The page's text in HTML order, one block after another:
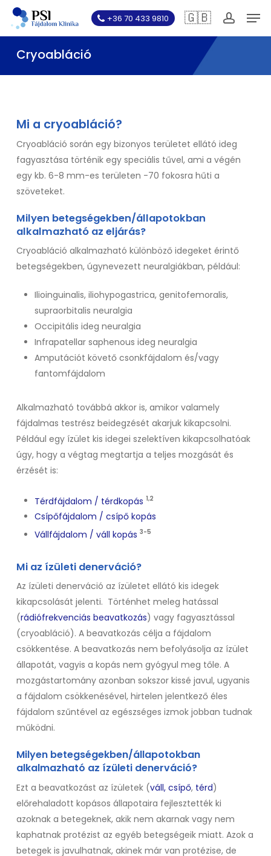
Skip
main
content
+36 70 433 9810 🇬🇧
Cryoabláció
Mi a cryoabláció?
Cryoabláció során egy bizonyos területet ellátó ideg
fagyasztása történik egy speciális tűvel, ami a végén
egy kb. 6-8 mm-es területen -70 fokosra hűti a
szöveteket.
Milyen betegségekben/állapotokban
alkalmazható az eljárás?
Cryoabláció alkalmazható különböző idegeket érintő
betegségekben, úgynevezett neuralgiákban, például:
Ilioinguinalis, iliohypogastrica, genitofemoralis,
supraorbitalis neuralgia
Occipitális ideg neuralgia
Infrapatellar saphenous ideg neuralgia
Amputációt követő csonkfájdalom és/vagy
fantomfájdalom
Alkalmazható továbbá akkor is, amikor valamely
fájdalmas testrész beidegzését akarjuk kikapcsolni.
Például egy ízület kis idegei szelektíven kikapcsolhatóak
úgy, hogy a végtag megtartja a teljes mozgását és
érzését is:
Térdfájdalom / térdkopás 1,2
Csípőfájdalom / csípő kopás
Vállfájdalom / váll kopás 3-5
Mi az ízületi denerváció?
Az ízületi denerváció az ízületet ellátó kis idegek
kikapcsolását jelenti. Történhet meleg hatással
(rádiófrekvenciás beavatkozás) vagy fagyasztással
(cryoabláció). A beavatkozás célja a fájdalom
csökkentése. A beavatkozás nem befolyásolja az ízület
állapotát, vagyis a kopás nem gyógyul meg tőle. A
mozgástartomány azonban sokszor kissé javul, ugyanis
a fájdalom csökkenésével, hirtelen jelentkező éles
fájdalom szűntével az egészséges izmok jobban tudnak
működni.
Milyen betegségekben/állapotokban
alkalmazható az ízületi denerváció?
Ezt a beavatkozást az ízületek (váll, csípő, térd)
előrehaladott kopásos állapotaira fejlesztették ki
azoknak a betegeknek, akik nem akarnak vagy nem
kaphatnak protézist az egyéb betegségeik miatt. Azok a
betegek is javulhatnak, akinek már van protézise, de